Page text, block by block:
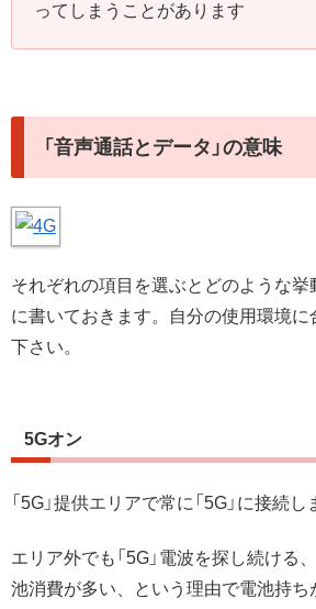
ってしまうことがあります
「音声通話とデータ」の意味
それぞれの項目を選ぶとどのような
に書いておきます。自分の使用環境
下さい。
5Gオン
「5G」提供エリアで常に「5G」に接続し
エリア外でも「5G」電波を探し続ける、
池消費が多い、という理由で電池持ち